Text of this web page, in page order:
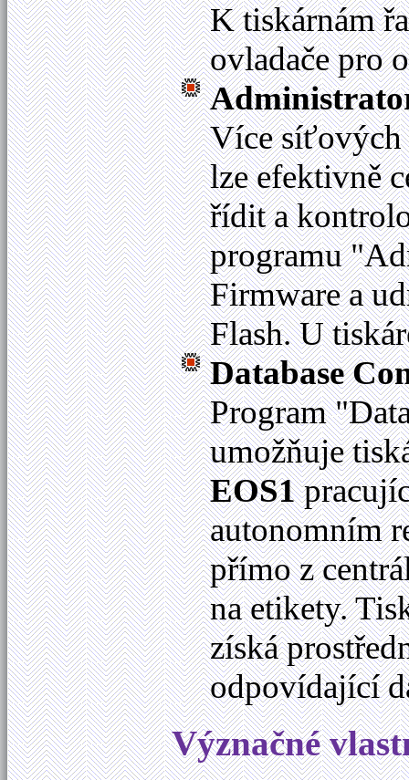
K tiskárnám
ovladače pro
Více síťových
lze efektivně
řídit a
programu
Firmware a
Flash. U
Database
Program
umožňuje
EOS1
autonomním
přímo z
na etikety.
získá
odpovídající
Význačné